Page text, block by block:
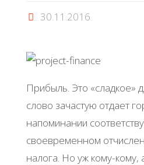
30.11.2016
Прибыль. Это «сладкое»
слово зачастую отдает
напоминании
своевременном
налога. Но уж кому-кому,